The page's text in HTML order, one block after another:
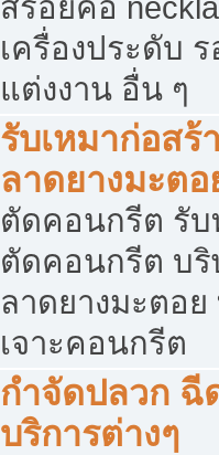
สร้อยคอ
เครื่องประดับ ร
แต่งงาน อื่น ๆ
รับเหมาก่อส
ลาดยางมะต
ตัดคอนกรีต รับ
ตัดคอนกรีต บริ
ลาดยางมะตอ
เจาะคอนกรีต
กำจัดปลวก ฉี
บริการต่างๆ